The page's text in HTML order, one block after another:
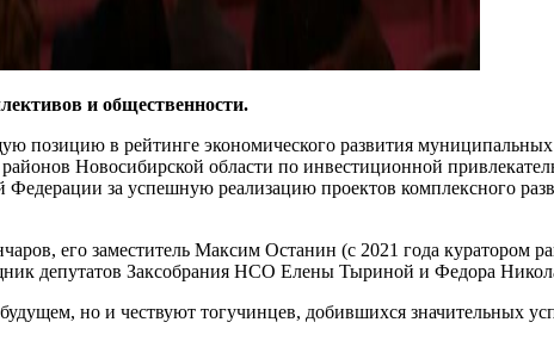
и общественности.
позицию в рейтинге экономического развития
Новосибирской области по инвестиционной
за успешную реализацию проектов комплексного
его заместитель Максим Останин (с 2021 года куратором
депутатов Заксобрания НСО Елены Тыриной и Федора
но и чествуют тогучинцев, добившихся значительных